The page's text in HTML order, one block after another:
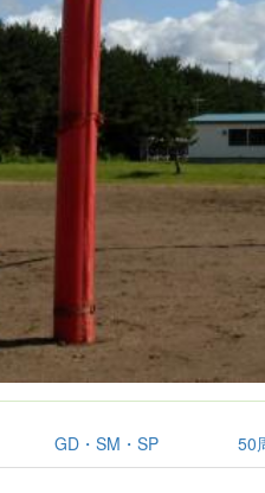
GD・SM・SP 50